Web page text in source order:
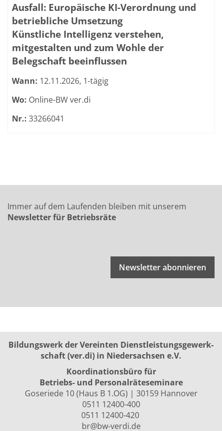
Ausfall: Europäische KI-Verordnung und
betriebliche Umsetzung
Künstliche Intelligenz verstehen,
mitgestalten und zum Wohle der
Belegschaft beeinflussen
Wann: 12.11.2026, 1-tägig
Wo: Online-BW ver.di
Nr.: 33266041
Immer auf dem Laufenden bleiben mit unserem
Newsletter für Betriebsräte
Newsletter abonnieren
Bildungswerk der Vereinten Dienst­leis­tungs­ge­werk­
schaft (ver.di) in Niedersachsen e.V.
Koordinationsbüro für
Betriebs- und Personalräte­seminare
Goseriede 10 (Haus B 1.OG) | 30159 Hannover
0511 12400-400
0511 12400-420
br@bw-verdi.de